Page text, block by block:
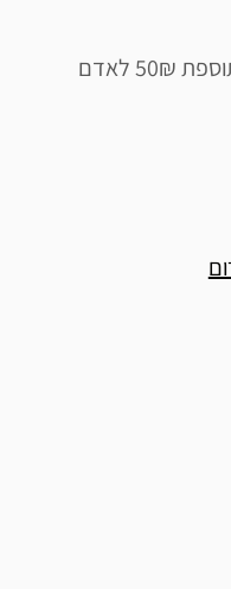
לאדם